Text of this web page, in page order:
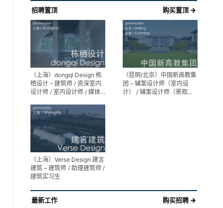
招聘置顶 购买置顶 →
（上海）dongqi Design 栋
栖设计 – 建筑师 / 资深室内
设计师 / 室内设计师 / 媒体
生（常年招聘）
（昆明/北京）中国新高教集
团 – 辅案设计师（室内设
计） / 辅案设计师（景观设
（上海）Verse Design 建言
建筑 – 建筑师 / 助理建筑师 /
建筑实习生
最新工作 购买招聘 →